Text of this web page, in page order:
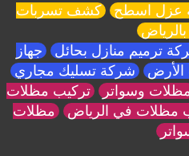
عزل اسطح كشف تسربات
بالرياض
ترميم منازل بحائل جهاز
الأرض شركة تسليك مجاري
وسواتر تركيب مظلات
مظلات في الرياض مظلات